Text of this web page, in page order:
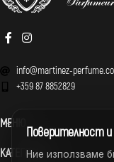
info@martinez-
+359 87 8852829
МЕНЮ
КАТЕГОРИИ
Поверителност
Ние използваме